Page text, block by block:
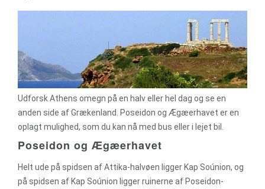
Udforsk Athens omegn på en halv eller hel dag og se en
anden side af Grækenland. Poseidon og Ægæerhavet er en
oplagt mulighed, som du kan nå med bus eller i lejet bil.
Poseidon og Ægæerhavet
Helt ude på spidsen af Attika-halvøen ligger Kap Soúnion, og
på spidsen af Kap Soúnion ligger ruinerne af Poseidon-